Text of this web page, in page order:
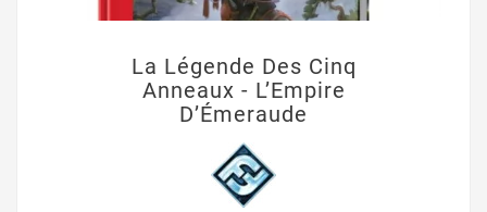
La Légende Des Cinq
Anneaux - L’Empire
D’Émeraude